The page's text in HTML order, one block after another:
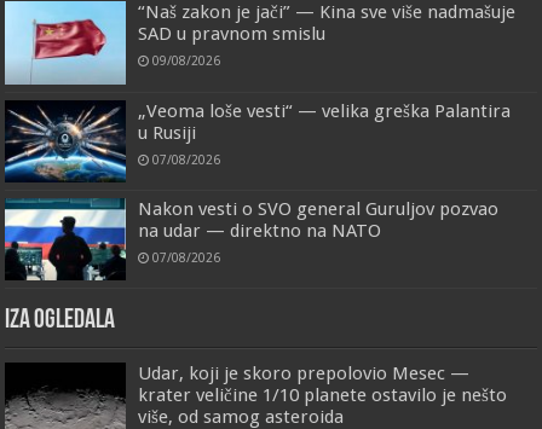
“Naš zakon je jači” — Kina sve više nadmašuje
SAD u pravnom smislu
09/08/2026
„Veoma loše vesti“ — velika greška Palantira
u Rusiji
07/08/2026
Nakon vesti o SVO general Guruljov pozvao
na udar — direktno na NATO
07/08/2026
IZA OGLEDALA
Udar, koji je skoro prepolovio Mesec —
krater veličine 1/10 planete ostavilo je nešto
više, od samog asteroida